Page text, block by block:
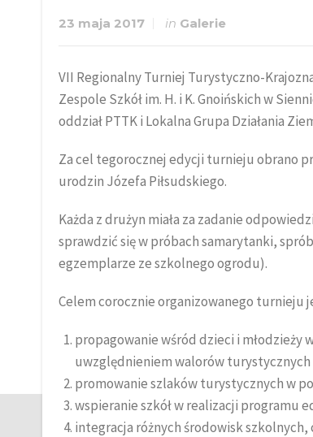
23 maja 2017 in Galerie
VII Regionalny Turniej Turystyczno-
Zespole Szkół im. H. i K. Gnoińskich w
oddział PTTK i Lokalna Grupa Działania
Za cel tegorocznej edycji turnieju obrano
urodzin Józefa Piłsudskiego.
Każda z drużyn miała za zadanie
sprawdzić się w próbach samarytanki,
egzemplarze ze szkolnego ogrodu).
Celem corocznie organizowanego turnieju
propagowanie wśród dzieci i
uwzględnieniem walorów turystycznych
promowanie szlaków turystycznych w
wspieranie szkół w realizacji programu
integracja różnych środowisk szkolnych,